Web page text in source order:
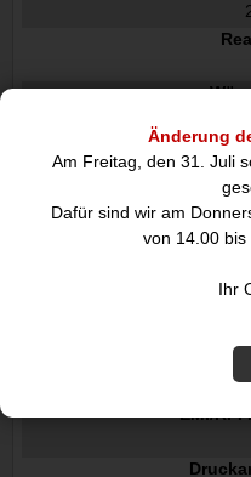
Änderung
Am Freitag, den 31. Juli
Dafür sind wir am
von 14.00 bis
Ihr
Anzahl der
Anzahl der
EMI/